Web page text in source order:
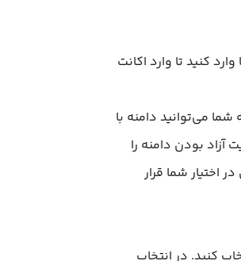
کنید تا وارد اکانت
می‌توانید دامنه‌ با
بودن دامنه را
اختیار شما قرار
کنید. در انتخاب